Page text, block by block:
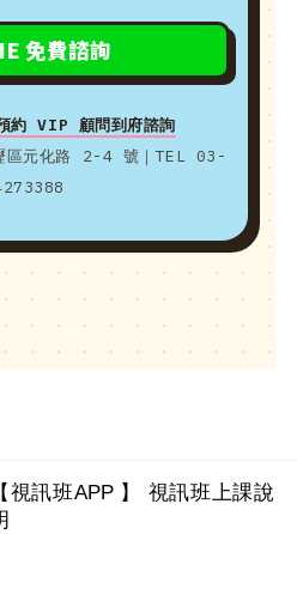
免費諮詢
約 VIP 顧問到府諮詢
區元化路 2-4 號｜TEL 03-
【視訊班APP 】 視訊班上課說